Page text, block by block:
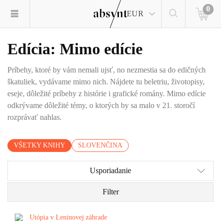
EUR
0
Edícia: Mimo edície
Príbehy, ktoré by vám nemali ujsť, no nezmestia sa do edičných
škatuliek, vydávame mimo nich. Nájdete tu beletriu, životopisy,
eseje, dôležité príbehy z histórie i grafické romány. Mimo edície
odkrývame dôležité témy, o ktorých by sa malo v 21. storočí
rozprávať nahlas.
VŠETKY KNIHY SLOVENČINA
Usporiadanie
Filter